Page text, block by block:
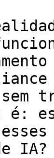
sem
IA?